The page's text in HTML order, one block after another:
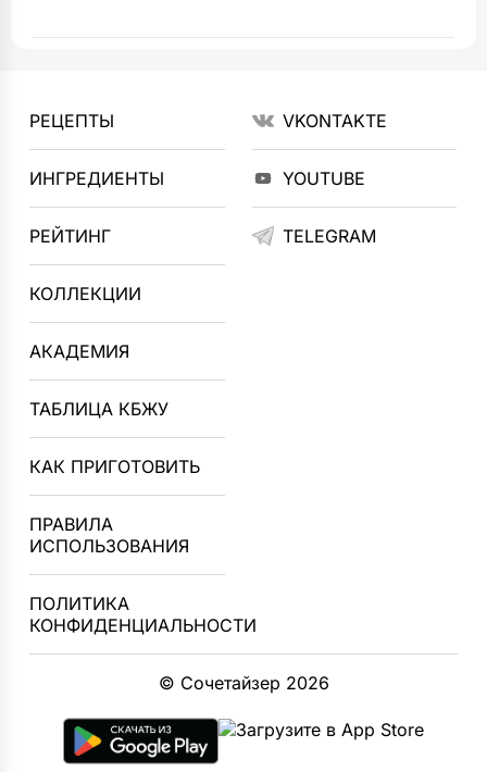
РЕЦЕПТЫ
ИНГРЕДИЕНТЫ
РЕЙТИНГ
КОЛЛЕКЦИИ
АКАДЕМИЯ
ТАБЛИЦА КБЖУ
КАК ПРИГОТОВИТЬ
ПРАВИЛА
ИСПОЛЬЗОВАНИЯ
ПОЛИТИКА
КОНФИДЕНЦИАЛЬНОСТИ
VKONTAKTE
YOUTUBE
TELEGRAM
© Сочетайзер 2026